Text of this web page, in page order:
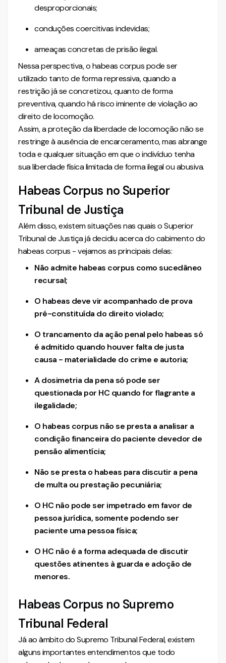
desproporcionais;
conduções coercitivas indevidas;
ameaças concretas de prisão ilegal.
Nessa perspectiva, o habeas corpus pode ser
utilizado tanto de forma repressiva, quando a
restrição já se concretizou, quanto de forma
preventiva, quando há risco iminente de violação ao
direito de locomoção.
Assim, a proteção da liberdade de locomoção não se
restringe à ausência de encarceramento, mas abrange
toda e qualquer situação em que o indivíduo tenha
sua liberdade física limitada de forma ilegal ou abusiva.
Habeas Corpus no Superior
Tribunal de Justiça
Além disso, existem situações nas quais o Superior
Tribunal de Justiça já decidiu acerca do cabimento do
habeas corpus - vejamos as principais delas:
Não admite habeas corpus como sucedâneo
recursal;
O habeas deve vir acompanhado de prova
pré-constituída do direito violado;
O trancamento da ação penal pelo habeas só
é admitido quando houver falta de justa
causa - materialidade do crime e autoria;
A dosimetria da pena só pode ser
questionada por HC quando for flagrante a
ilegalidade;
O habeas corpus não se presta a analisar a
condição financeira do paciente devedor de
pensão alimentícia;
Não se presta o habeas para discutir a pena
de multa ou prestação pecuniária;
O HC não pode ser impetrado em favor de
pessoa jurídica, somente podendo ser
paciente uma pessoa física;
O HC não é a forma adequada de discutir
questões atinentes à guarda e adoção de
menores.
Habeas Corpus no Supremo
Tribunal Federal
Já ao âmbito do Supremo Tribunal Federal, existem
alguns importantes entendimentos que todo